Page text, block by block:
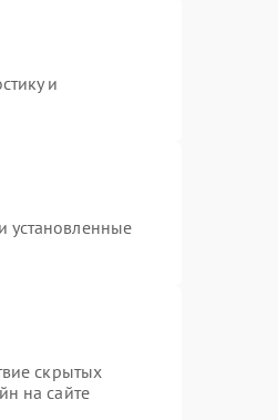
и
установленные
скрытых
на сайте